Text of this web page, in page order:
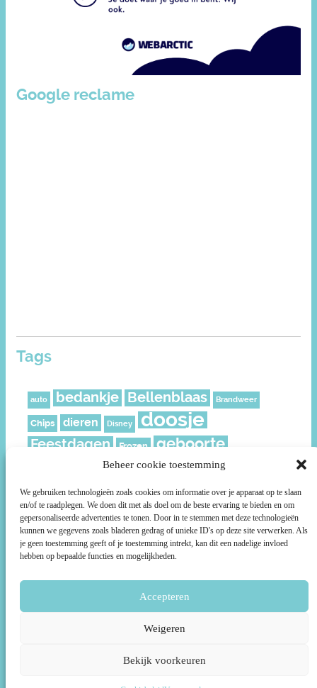
Beheer cookie toestemming
We gebruiken technologieën zoals cookies om informatie over je apparaat op te slaan
en/of te raadplegen. We doen dit met als doel om de beste ervaring te bieden en om
gepersonaliseerde advertenties te tonen. Door in te stemmen met deze technologieën
kunnen we gegevens zoals bladeren gedrag of unieke ID's op deze site verwerken. Als
je geen toestemming geeft of je toestemming intrekt, kan dit een nadelige invloed
hebben op bepaalde functies en mogelijkheden.
Accepteren
Weigeren
Bekijk voorkeuren
Google reclame
Tags
auto bedankje Bellenblaas Brandweer
Chips dieren Disney doosje
Feestdagen Frozen geboorte
geschenkverpakking Juf
knijpfruit leeftijd meisje Mickey Moederdag
muisjes Nederland Piraat politie
Prikkers Prinsessen Ridder roze rozen
ruitjes Schild smiley Social media
Uil unicorn
Over Print je Traktatie|